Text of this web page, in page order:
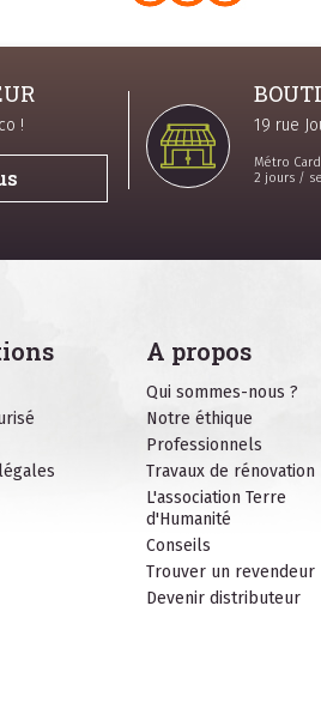
! 19 rue
Métro
2 jours /
A propos
Qui sommes-nous ?
Notre éthique
Professionnels
Travaux de rénovation
L'association Terre
d'Humanité
Conseils
Trouver un revendeur
Devenir distributeur